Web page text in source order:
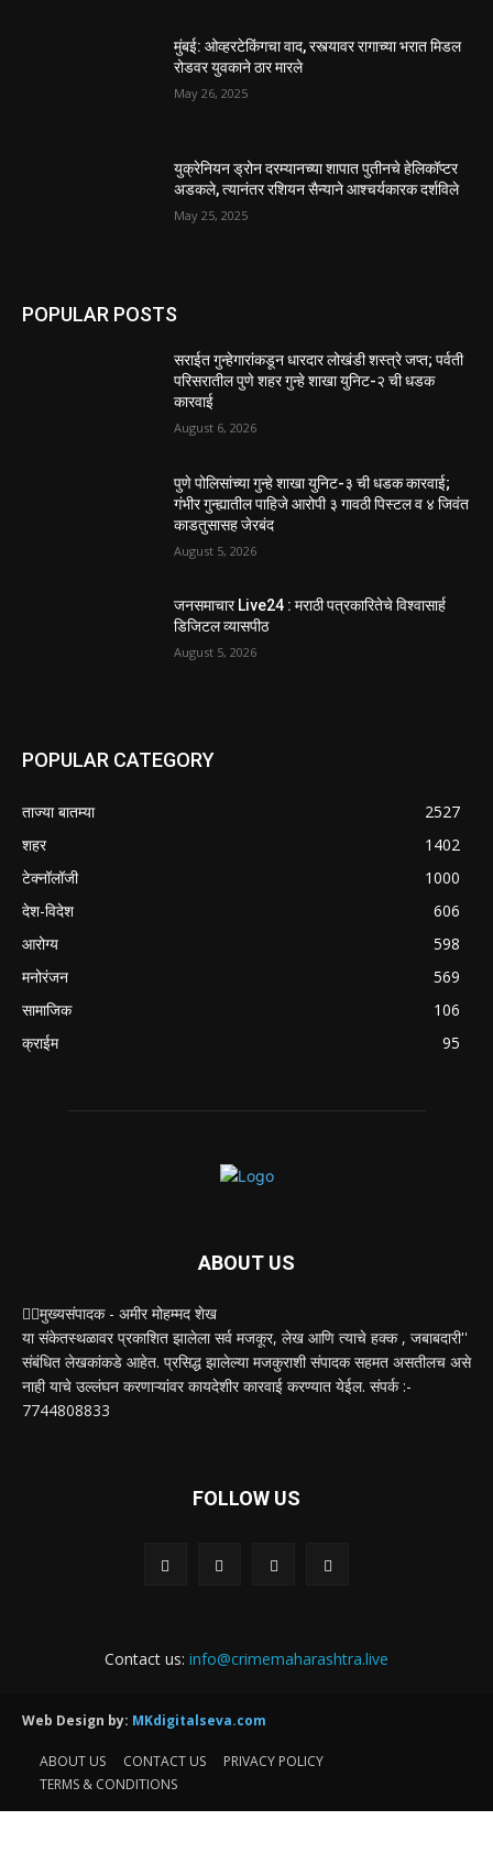
मुंबई: ओव्हरटेकिंगचा वाद, रस्त्यावर रागाच्या भरात मिडल
रोडवर युवकाने ठार मारले
May 26, 2025
युक्रेनियन ड्रोन दरम्यानच्या शापात पुतीनचे हेलिकॉप्टर
अडकले, त्यानंतर रशियन सैन्याने आश्चर्यकारक दर्शविले
May 25, 2025
POPULAR POSTS
सराईत गुन्हेगारांकडून धारदार लोखंडी शस्त्रे जप्त; पर्वती
परिसरातील पुणे शहर गुन्हे शाखा युनिट-२ ची धडक
कारवाई
August 6, 2026
पुणे पोलिसांच्या गुन्हे शाखा युनिट-३ ची धडक कारवाई;
गंभीर गुन्ह्यातील पाहिजे आरोपी ३ गावठी पिस्टल व ४ जिवंत
काडतुसासह जेरबंद
August 5, 2026
जनसमाचार Live24 : मराठी पत्रकारितेचे विश्वासार्ह
डिजिटल व्यासपीठ
August 5, 2026
POPULAR CATEGORY
ताज्या बातम्या
2527
शहर
1402
टेक्नॉलॉजी
1000
देश-विदेश
606
आरोग्य
598
मनोरंजन
569
सामाजिक
106
क्राईम
95
ABOUT US
✍🏻मुख्यसंपादक - अमीर मोहम्मद शेख
या संकेतस्थळावर प्रकाशित झालेला सर्व मजकूर, लेख आणि त्याचे हक्क , जबाबदारी''
संबंधित लेखकांकडे आहेत. प्रसिद्ध झालेल्या मजकुराशी संपादक सहमत असतीलच असे
नाही याचे उल्लंघन करणाऱ्यांवर कायदेशीर कारवाई करण्यात येईल. संपर्क :-
7744808833
FOLLOW US
Contact us: info@crimemaharashtra.live
Web Design by: MKdigitalseva.com
ABOUT US CONTACT US
PRIVACY POLICY
TERMS & CONDITIONS